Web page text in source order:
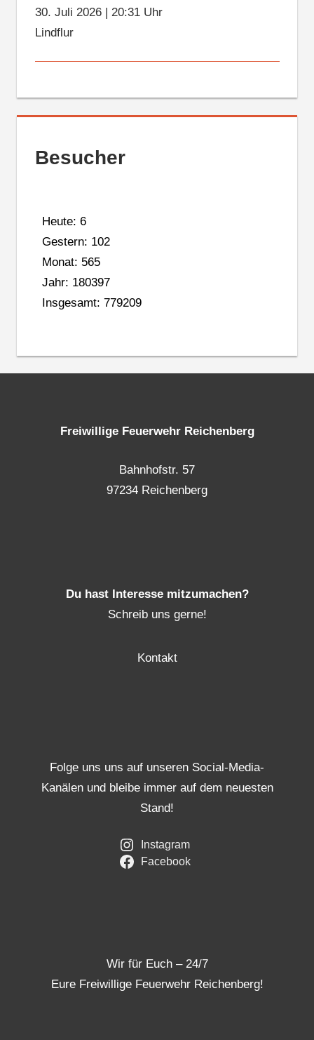
30. Juli 2026| 20:31 Uhr
Lindflur
Besucher
Heute: 6
Gestern: 102
Monat: 565
Jahr: 180397
Insgesamt: 779209
Freiwillige Feuerwehr Reichenberg
Bahnhofstr. 57
97234 Reichenberg
Du hast Interesse mitzumachen?
Schreib uns gerne!
Kontakt
Folge uns uns auf unseren Social-Media-
Kanälen und bleibe immer auf dem neuesten
Stand!
Instagram
Facebook
Wir für Euch – 24/7
Eure Freiwillige Feuerwehr Reichenberg!